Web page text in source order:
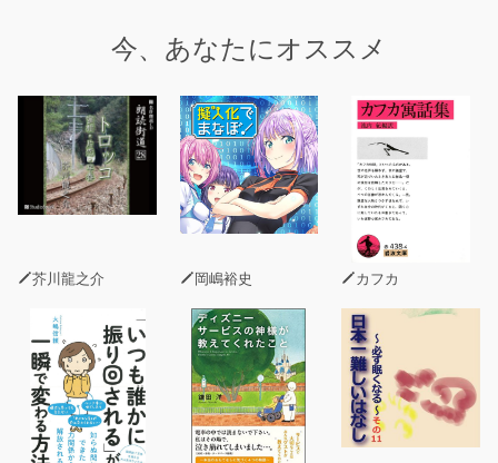
今、あなたにオススメ
芥川龍之介 岡嶋裕史 カフカ